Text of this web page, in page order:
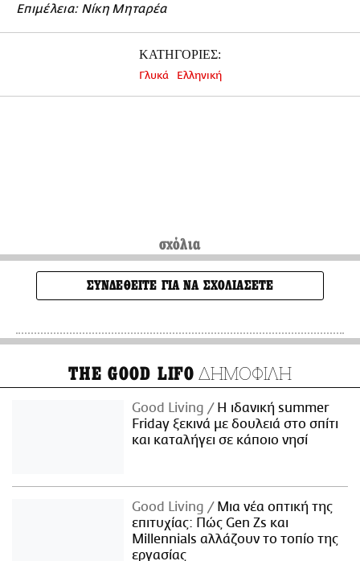
ΚΑΤΗΓΟΡΙΕΣ:
Γλυκά Ελληνική
Επιμέλεια: Νίκη Μηταρέα
σχόλια
ΣΥΝΔΕΘΕΙΤΕ ΓΙΑ ΝΑ ΣΧΟΛΙΑΣΕΤΕ
THE GOOD LIFO ΔΗΜΟΦΙΛΗ
Good Living
Η ιδανική summer
Friday ξεκινά με δουλειά στο σπίτι
και καταλήγει σε κάποιο νησί
Good Living
Μια νέα οπτική της
επιτυχίας: Πώς Gen Zs και
Millennials αλλάζουν το τοπίο της
εργασίας